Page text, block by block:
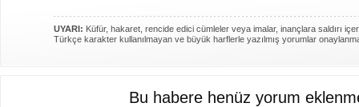
UYARI: Küfür, hakaret, rencide edici cümleler veya imalar, inançlara saldırı
Türkçe karakter kullanılmayan ve büyük harflerle yazılmış yorumlar
Bu habere henüz yorum